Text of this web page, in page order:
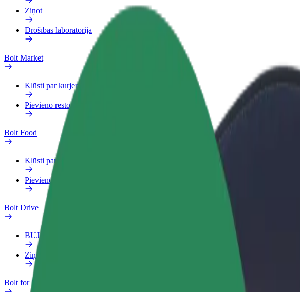
Ziņot
Drošības laboratorija
Bolt Market
Kļūsti par kurjeru
Pievieno restorānu vai veikalu
Bolt Food
Kļūsti par kurjeru
Pievieno restorānu vai veikalu
Bolt Drive
BUJ
Ziņo par transportlīdzekli
Bolt for Business